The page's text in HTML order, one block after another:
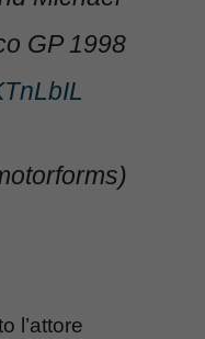
GP 1998
l’attore